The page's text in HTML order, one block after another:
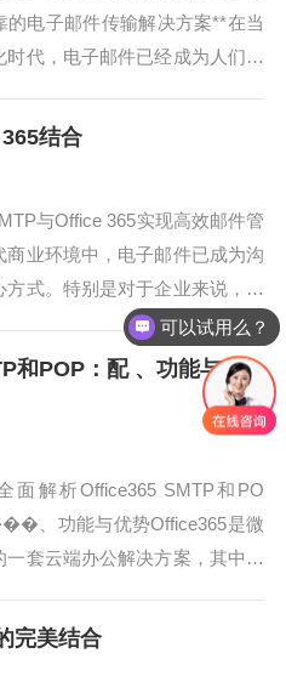
的电子邮件传输解决方案**在当
时代，电子邮件已经成为人们生
全威胁的不断增加，确保电子邮
它结合了SMTP...
结合
与Office 365实现高效邮件管
商业环境中，电子邮件已成为沟
方式。特别是对于企业来说，选
邮件服务器和服务商变得尤为重
将深入介绍如何通过SMTP与Off
合，实现高效、稳定的邮件管
如何优化这一过程。什么是SMT
和POP：配 、功能与优
面解析Office365 SMTP和PO
、功能与优势Office365是微
一套云端办公解决方案，其中包
Protocol）和POP（Post
完美结合
可以试用么？